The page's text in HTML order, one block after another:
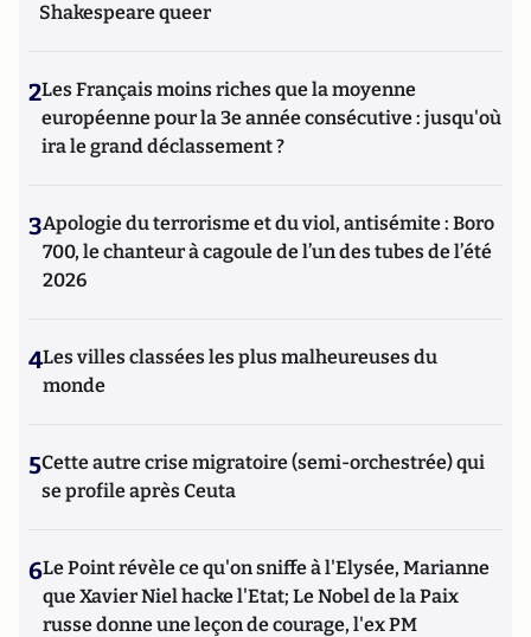
Shakespeare queer
2Les Français moins riches que la moyenne
européenne pour la 3e année consécutive : jusqu'où
ira le grand déclassement ?
3Apologie du terrorisme et du viol, antisémite : Boro
700, le chanteur à cagoule de l’un des tubes de l’été
2026
4Les villes classées les plus malheureuses du
monde
5Cette autre crise migratoire (semi-orchestrée) qui
se profile après Ceuta
6Le Point révèle ce qu'on sniffe à l'Elysée, Marianne
que Xavier Niel hacke l'Etat; Le Nobel de la Paix
russe donne une leçon de courage, l'ex PM